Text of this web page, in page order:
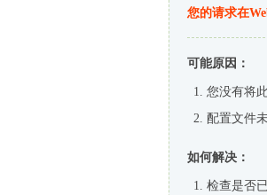
您的请求在
可能原因：
您没有将
配置文件
如何解决：
检查是否